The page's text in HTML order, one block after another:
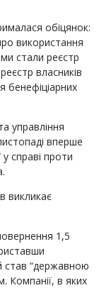
обіцянок:
використання
стали реєстр
власників
бенефіціарних
управління
вперше
справі проти
викликає
1,5
став “державною
Компанії, в яких